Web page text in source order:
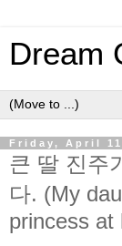
Dream
Friday, April
큰 딸 진주
다. (My
princess at